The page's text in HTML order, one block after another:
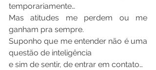
temporariamente…
Mas atitudes me perdem ou me
ganham pra sempre.
Suponho que me entender não é uma
questão de inteligência
e sim de sentir, de entrar em contato…